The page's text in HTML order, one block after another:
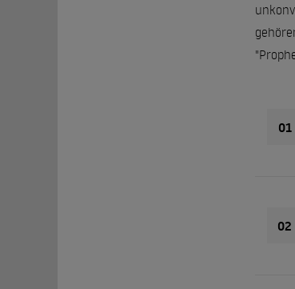
01
02